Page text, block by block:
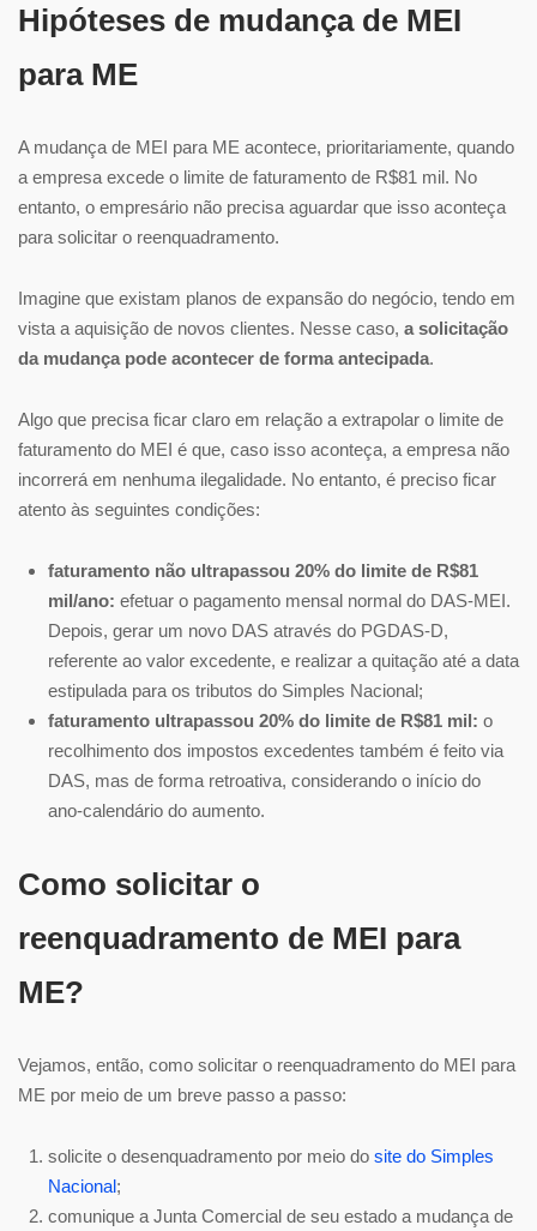
Hipóteses de mudança de MEI
para ME
A mudança de MEI para ME acontece, prioritariamente, quando
a empresa excede o limite de faturamento de R$81 mil. No
entanto, o empresário não precisa aguardar que isso aconteça
para solicitar o reenquadramento.
Imagine que existam planos de expansão do negócio, tendo em
vista a aquisição de novos clientes. Nesse caso, a solicitação
da mudança pode acontecer de forma antecipada.
Algo que precisa ficar claro em relação a extrapolar o limite de
faturamento do MEI é que, caso isso aconteça, a empresa não
incorrerá em nenhuma ilegalidade. No entanto, é preciso ficar
atento às seguintes condições:
faturamento não ultrapassou 20% do limite de R$81
mil/ano: efetuar o pagamento mensal normal do DAS-MEI.
Depois, gerar um novo DAS através do PGDAS-D,
referente ao valor excedente, e realizar a quitação até a data
estipulada para os tributos do Simples Nacional;
faturamento ultrapassou 20% do limite de R$81 mil: o
recolhimento dos impostos excedentes também é feito via
DAS, mas de forma retroativa, considerando o início do
ano-calendário do aumento.
Como solicitar o
reenquadramento de MEI para
ME?
Vejamos, então, como solicitar o reenquadramento do MEI para
ME por meio de um breve passo a passo:
solicite o desenquadramento por meio do site do Simples
Nacional;
comunique a Junta Comercial de seu estado a mudança de